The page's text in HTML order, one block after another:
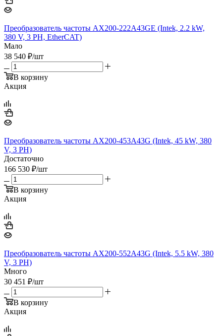
Преобразователь частоты AX200-222A43GE (Intek, 2.2 kW,
380 V, 3 PH, EtherCAT)
Мало
38 540 ₽/шт
В корзину
Акция
Преобразователь частоты AX200-453A43G (Intek, 45 kW, 380
V, 3 PH)
Достаточно
166 530 ₽/шт
В корзину
Акция
Преобразователь частоты AX200-552A43G (Intek, 5.5 kW, 380
V, 3 PH)
Много
30 451 ₽/шт
В корзину
Акция